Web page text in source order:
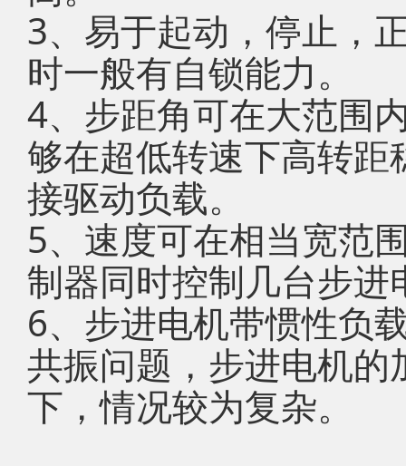
3、易于起动，停止，
时一般有自锁能力。
4、步距角可在大范围
够在超低转速下高转
接驱动负载。
5、速度可在相当宽范
制器同时控制几台步
6、步进电机带惯性负
共振问题，步进电机
下，情况较为复杂。